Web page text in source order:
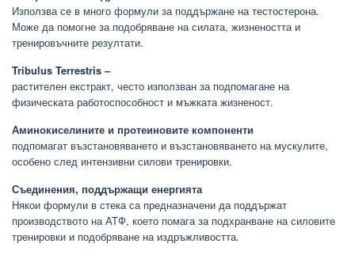
Използва се в много формули за поддържане на тестостерона.
Може да помогне за подобряване на силата, жизнеността и
тренировъчните резултати.
Tribulus Terrestris –
растителен екстракт, често използван за подпомагане на
физическата работоспособност и мъжката жизненост.
Аминокиселините и протеиновите компоненти
подпомагат възстановяването и възстановяването на мускулите,
особено след интензивни силови тренировки.
Съединения, поддържащи енергията
Някои формули в стека са предназначени да поддържат
производството на АТФ, което помага за подхранване на силовите
тренировки и подобряване на издръжливостта.